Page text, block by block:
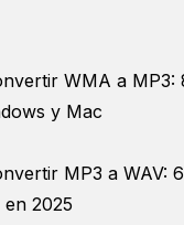
WMA a MP3:
y Mac
MP3 a WAV:
en 2025